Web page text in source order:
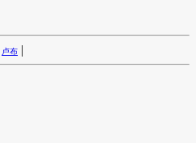
卢布 |